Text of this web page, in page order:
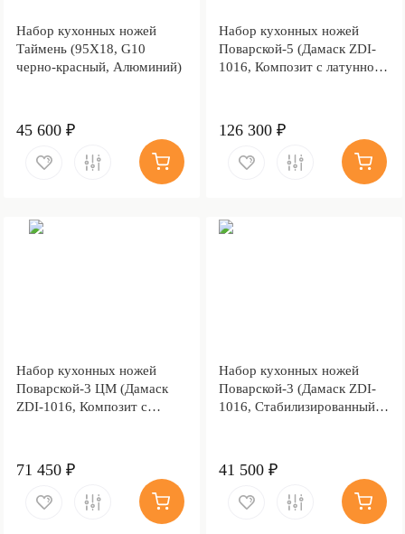
Набор кухонных ножей
Таймень (95Х18, G10
черно-красный, Алюминий)
45 600 ₽
Набор кухонных ножей
Поварской-5 (Дамаск ZDI-
1016, Композит с латунной
126 300 ₽
Набор кухонных ножей
Поварской-3 ЦМ (Дамаск
ZDI-1016, Композит с
Алюминий)
71 450 ₽
Набор кухонных ножей
Поварской-3 (Дамаск ZDI-
1016, Стабилизированный
41 500 ₽